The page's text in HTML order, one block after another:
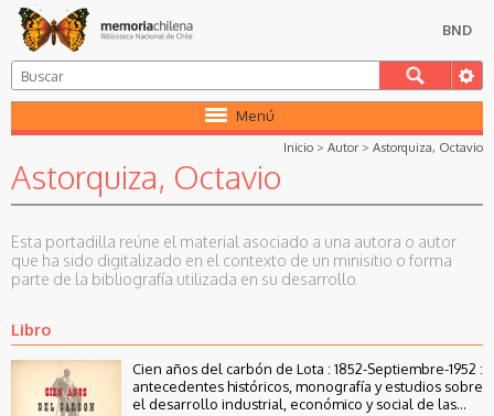
BND
Menú
Inicio > Autor > Astorquiza, Octavio
Astorquiza, Octavio
Esta portadilla reúne el material asociado a una autora o autor
que ha sido digitalizado en el contexto de un minisitio o forma
parte de la bibliografía utilizada en su desarrollo.
Libro
Cien años del carbón de Lota : 1852-Septiembre-1952 :
antecedentes históricos, monografía y estudios sobre
el desarrollo industrial, económico y social de las